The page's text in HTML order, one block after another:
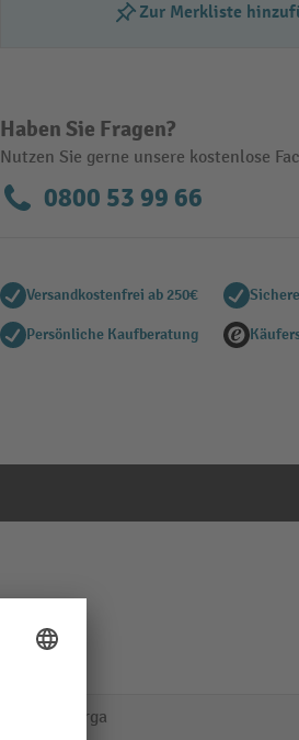
Zur Merkliste
Haben Sie Fragen?
Nutzen Sie gerne unsere kostenlose
0800 53 99 66
Versandkostenfrei ab 250€
Persönliche Kaufberatung
ManOrga